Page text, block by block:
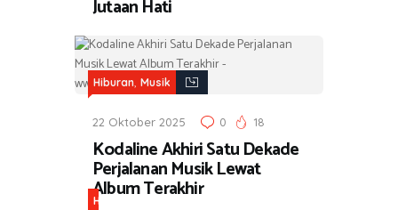
Jutaan Hati
Hiburan, Musik
22 Oktober 2025 0 18
Kodaline Akhiri Satu Dekade
Perjalanan Musik Lewat
Album Terakhir
H